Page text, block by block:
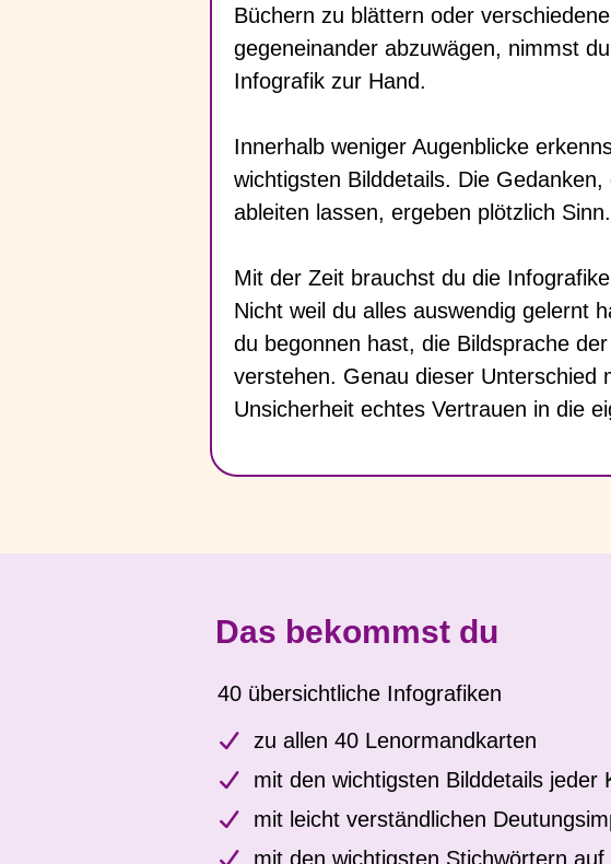
Büchern zu blättern oder
gegeneinander abzuwägen, nimmst
Infografik zur Hand.
Innerhalb weniger Augenblicke
wichtigsten Bilddetails. Die
ableiten lassen, ergeben plötzlich Sinn.
Mit der Zeit brauchst du die
Nicht weil du alles auswendig gelernt
du begonnen hast, die Bildsprache
verstehen. Genau dieser Unterschied
Unsicherheit echtes Vertrauen in die
Das bekommst du
40 übersichtliche Infografiken
zu allen 40 Lenormandkarten
mit den wichtigsten Bilddetails jeder
mit leicht verständlichen
mit den wichtigsten Stichwörtern auf